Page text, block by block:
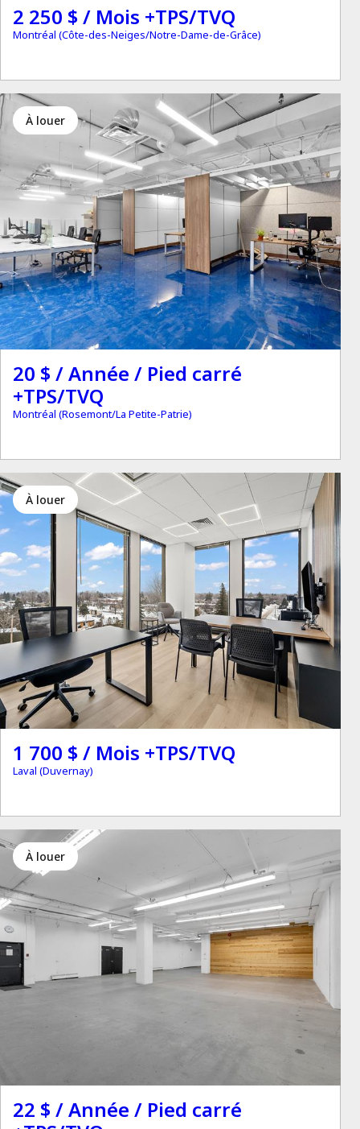
2 250 $ / Mois +TPS/TVQ
Montréal (Côte-des-Neiges/Notre-Dame-de-Grâce)
à louer
20 $ / Année / Pied carré
+TPS/TVQ
Montréal (Rosemont/La Petite-Patrie)
à louer
1 700 $ / Mois +TPS/TVQ
Laval (Duvernay)
à louer
22 $ / Année / Pied carré